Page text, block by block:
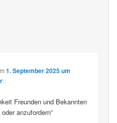
1. September 2025 um
:
Freunden und Bekannten
anzufordern”